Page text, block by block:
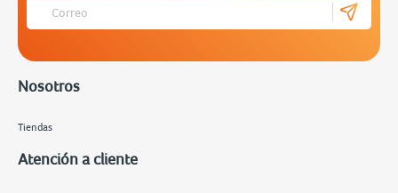
Nosotros
Tiendas
Atención a cliente